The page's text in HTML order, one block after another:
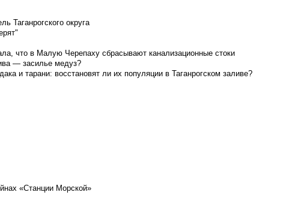
Таганрогского округа
что в Малую Черепаху сбрасывают канализационные стоки
— засилье медуз?
и тарани: восстановят ли их популяции в Таганрогском заливе?
«Станции Морской»